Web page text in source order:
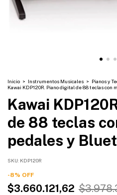
Inicio > Instrumentos Musicales > Pianos y
Kawai KDP120R. Piano digital de 88 teclas con
Kawai
de 88 teclas
pedales y
SKU: KDP120R
-8% OFF
$3.660.121,62